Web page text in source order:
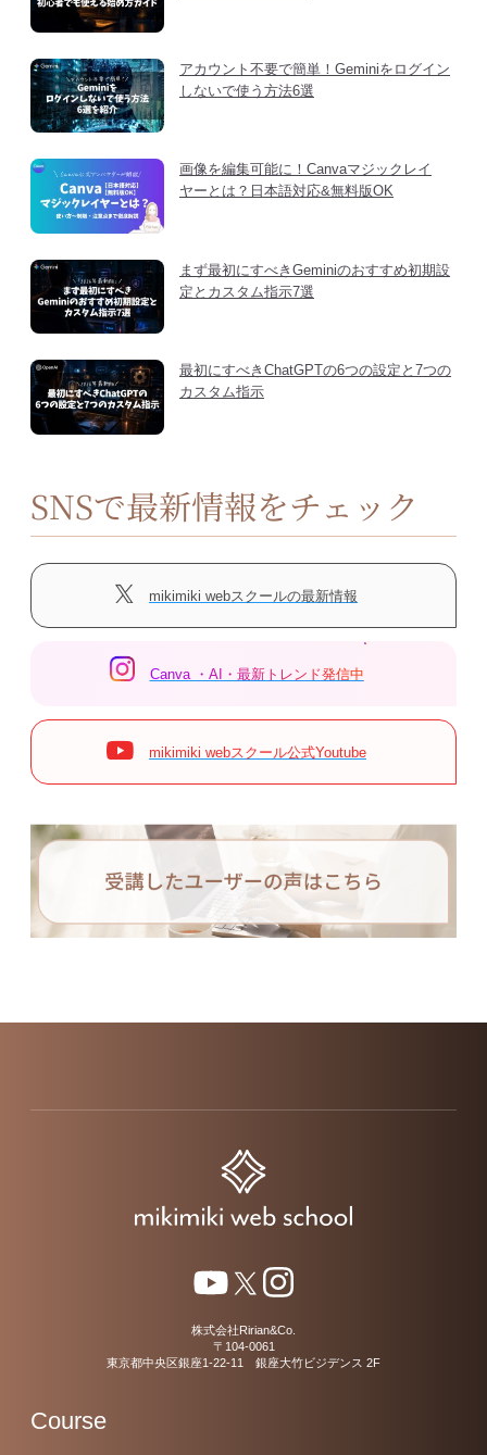
アカウント不要で簡単！Geminiをログイン
しないで使う方法6選
画像を編集可能に！Canvaマジックレイ
ヤーとは？日本語対応&無料版OK
まず最初にすべきGeminiのおすすめ初期設
定とカスタム指示7選
最初にすべきChatGPTの6つの設定と7つの
カスタム指示
SNSで最新情報をチェック
mikimiki webスクールの最新情報
Canva ・AI・最新トレンド発信中
mikimiki webスクール公式Youtube
株式会社Ririan&Co.
〒104-0061
東京都中央区銀座1-22-11 銀座大竹ビジデンス 2F
Course